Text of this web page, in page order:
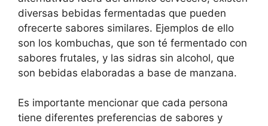
diversas bebidas fermentadas que pueden
ofrecerte sabores similares. Ejemplos de ello
son los kombuchas, que son té fermentado con
sabores frutales, y las sidras sin alcohol, que
son bebidas elaboradas a base de manzana.
Es importante mencionar que cada persona
tiene diferentes preferencias de sabores y